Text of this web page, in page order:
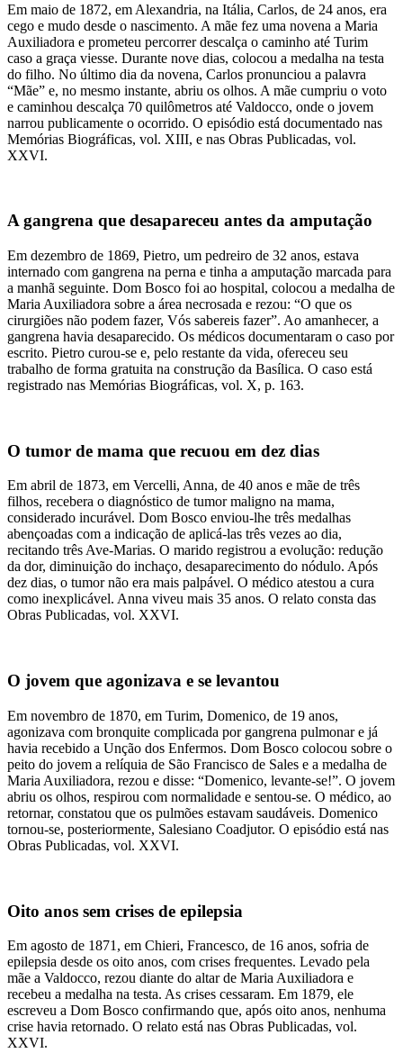
Em maio de 1872, em Alexandria, na Itália, Carlos, de 24 anos, era
cego e mudo desde o nascimento. A mãe fez uma novena a Maria
Auxiliadora e prometeu percorrer descalça o caminho até Turim
caso a graça viesse. Durante nove dias, colocou a medalha na testa
do filho. No último dia da novena, Carlos pronunciou a palavra
“Mãe” e, no mesmo instante, abriu os olhos. A mãe cumpriu o voto
e caminhou descalça 70 quilômetros até Valdocco, onde o jovem
narrou publicamente o ocorrido. O episódio está documentado nas
Memórias Biográficas, vol. XIII, e nas Obras Publicadas, vol.
XXVI.
A gangrena que desapareceu antes da amputação
Em dezembro de 1869, Pietro, um pedreiro de 32 anos, estava
internado com gangrena na perna e tinha a amputação marcada para
a manhã seguinte. Dom Bosco foi ao hospital, colocou a medalha de
Maria Auxiliadora sobre a área necrosada e rezou: “O que os
cirurgiões não podem fazer, Vós sabereis fazer”. Ao amanhecer, a
gangrena havia desaparecido. Os médicos documentaram o caso por
escrito. Pietro curou-se e, pelo restante da vida, ofereceu seu
trabalho de forma gratuita na construção da Basílica. O caso está
registrado nas Memórias Biográficas, vol. X, p. 163.
O tumor de mama que recuou em dez dias
Em abril de 1873, em Vercelli, Anna, de 40 anos e mãe de três
filhos, recebera o diagnóstico de tumor maligno na mama,
considerado incurável. Dom Bosco enviou-lhe três medalhas
abençoadas com a indicação de aplicá-las três vezes ao dia,
recitando três Ave-Marias. O marido registrou a evolução: redução
da dor, diminuição do inchaço, desaparecimento do nódulo. Após
dez dias, o tumor não era mais palpável. O médico atestou a cura
como inexplicável. Anna viveu mais 35 anos. O relato consta das
Obras Publicadas, vol. XXVI.
O jovem que agonizava e se levantou
Em novembro de 1870, em Turim, Domenico, de 19 anos,
agonizava com bronquite complicada por gangrena pulmonar e já
havia recebido a Unção dos Enfermos. Dom Bosco colocou sobre o
peito do jovem a relíquia de São Francisco de Sales e a medalha de
Maria Auxiliadora, rezou e disse: “Domenico, levante-se!”. O jovem
abriu os olhos, respirou com normalidade e sentou-se. O médico, ao
retornar, constatou que os pulmões estavam saudáveis. Domenico
tornou-se, posteriormente, Salesiano Coadjutor. O episódio está nas
Obras Publicadas, vol. XXVI.
Oito anos sem crises de epilepsia
Em agosto de 1871, em Chieri, Francesco, de 16 anos, sofria de
epilepsia desde os oito anos, com crises frequentes. Levado pela
mãe a Valdocco, rezou diante do altar de Maria Auxiliadora e
recebeu a medalha na testa. As crises cessaram. Em 1879, ele
escreveu a Dom Bosco confirmando que, após oito anos, nenhuma
crise havia retornado. O relato está nas Obras Publicadas, vol.
XXVI.